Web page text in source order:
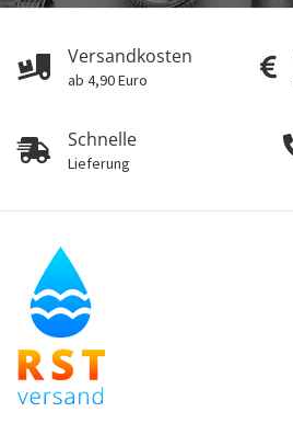
Versandkosten
ab 4,90 Euro
Schnelle
Lieferung